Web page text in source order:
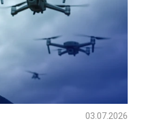
03.07.2026